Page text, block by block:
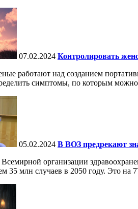
07.02.2024 Контролировать
работают над созданием
симптомы, по которым можно
05.02.2024 В ВОЗ предрекают
организации
35 млн случаев в 2050 году. Это на